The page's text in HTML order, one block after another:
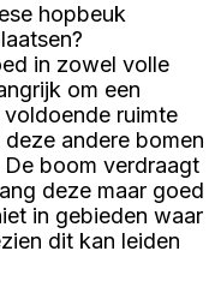
hopbeuk
in zowel volle
om een
ruimte
andere bomen
boom verdraagt
deze maar goed
in gebieden waar
dit kan leiden